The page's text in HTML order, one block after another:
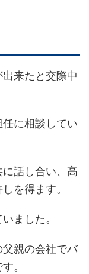
来たと交際中
に相談してい
話し合い、高
を得ます。
ました。
親の会社でバ
。